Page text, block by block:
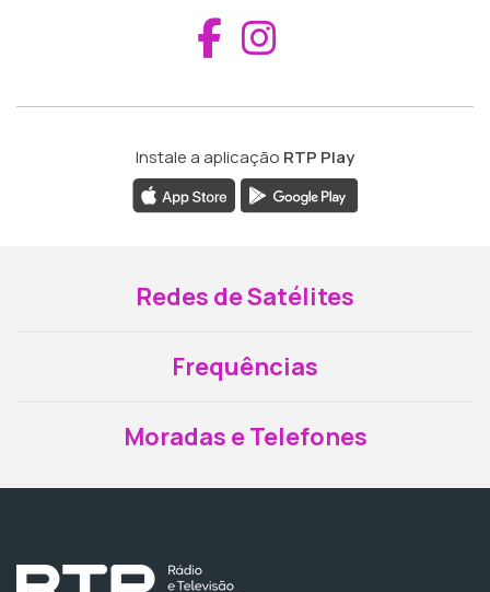
Aceder ao
Instale a aplicação RTP Play
Redes de Satélites
Frequências
Moradas e Telefones